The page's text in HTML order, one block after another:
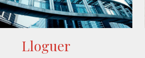
Lloguer